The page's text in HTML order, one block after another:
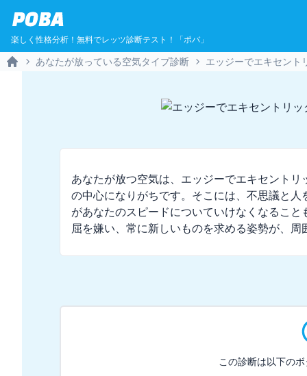
POBA
楽しく性格分析！無料でレッツ診断テスト！「ポバ」
あなたが放っている空気タイプ診断 エッジーでエキセント
あなたが放つ空気は、エッジーでエキセント
の中心になりがちです。そこには、不思議と
があなたのスピードについていけなくなるこ
屈を嫌い、常に新しいものを求める姿勢が、
この診断は以下の